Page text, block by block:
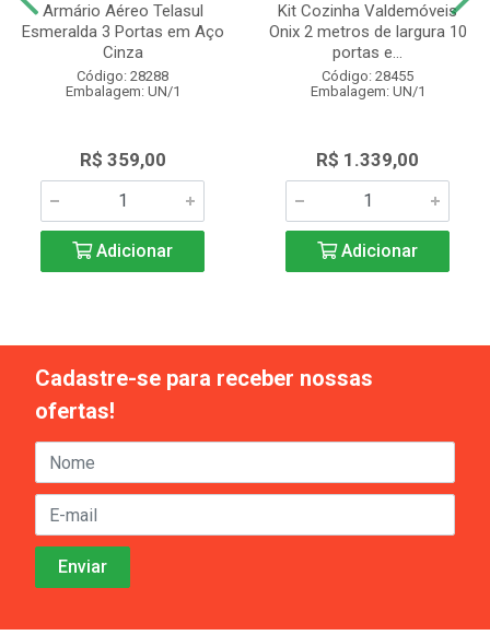
Armário Aéreo Telasul
Esmeralda 3 Portas em Aço
Cinza
Código: 28288
Embalagem: UN/1
R$ 359,00
Adicionar
Kit Cozinha Valdemóveis
Onix 2 metros de largura 10
portas e...
Código: 28455
Embalagem: UN/1
R$ 1.339,00
Adicionar
Cadastre-se para receber nossas
ofertas!